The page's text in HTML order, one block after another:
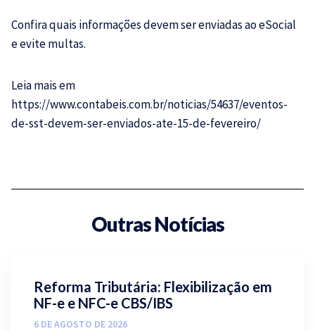
Confira quais informações devem ser enviadas aoeSocial
e evite multas.
Leia mais em
https://www.contabeis.com.br/noticias/54637/eventos-
de-sst-devem-ser-enviados-ate-15-de-fevereiro/
Outras Notícias
Reforma Tributária: Flexibilização em
NF-e e NFC-e CBS/IBS
6 DE AGOSTO DE 2026